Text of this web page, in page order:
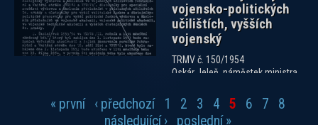
vojensko-politických
učilištích, vyšších
vojenský
TRMV č. 150/1954
Oskár Jeleň, náměstek ministra
Ze dne: 28.07.1954
« první ‹ předchozí 1 2 3 4 5 6 7
8
následující ›
poslední »